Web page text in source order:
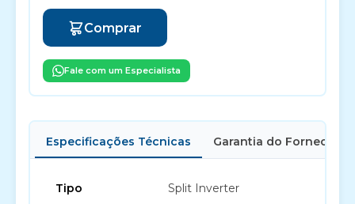
Comprar
Fale com um Especialista
Especificações Técnicas Garantia do Fornecedor
Tipo Split Inverter